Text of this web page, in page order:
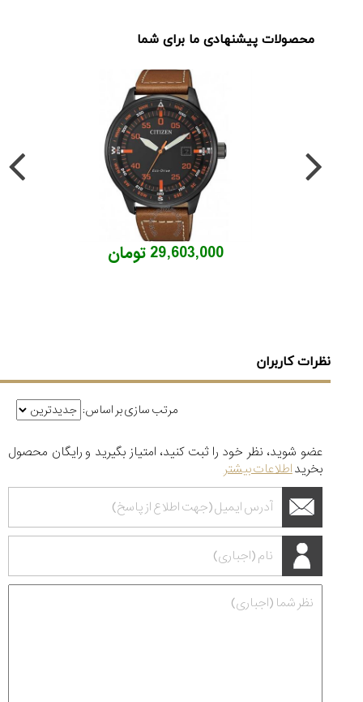
محصولات پیشنهادی ما برای شما
29,603,000 تومان
نظرات کاربران
مرتب سازی بر اساس:
عضو شوید، نظر خود را ثبت کنید، امتیاز بگیرید و رایگان محصول
بخریداطلاعات بیشتر